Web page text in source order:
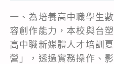
一、為培養高中職學生
容創作能力，本校與台
高中職新媒體人才培訓
營」，透過實務操作、